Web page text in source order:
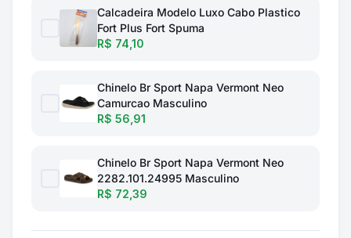
Calcadeira Modelo Luxo Cabo Plastico
Fort Plus Fort Spuma
R$ 74,10
Chinelo Br Sport Napa Vermont Neo
Camurcao Masculino
R$ 56,91
Chinelo Br Sport Napa Vermont Neo
2282.101.24995 Masculino
R$ 72,39